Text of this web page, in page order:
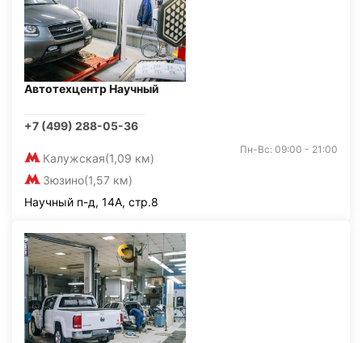
Автотехцентр Научный
+7 (499) 288-05-36
Калужская(1,09 км)
Зюзино(1,57 км)
Пн-Вс: 09:00 - 21:00
Научный п-д, 14А, стр.8